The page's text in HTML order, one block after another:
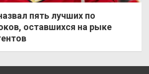
пять лучших по
оставшихся на рыке